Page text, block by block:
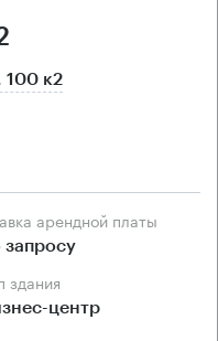
100 к2
арендной платы
запросу
здания
центр